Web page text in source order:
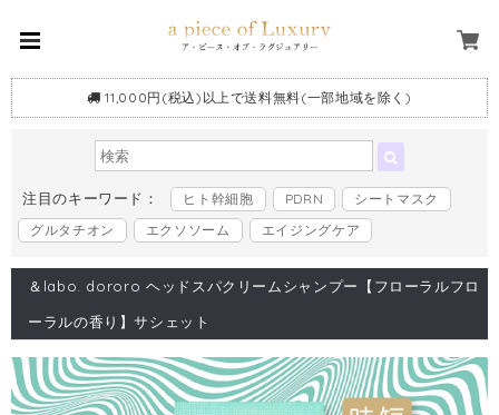
11,000円(税込)以上で送料無料(一部地域を除く)
注目のキーワード： ヒト幹細胞 PDRN
シートマスク
グルタチオン
エクソソーム エイジングケア
＆labo. dororo ヘッドスパクリームシャンプー【フローラルフロ
ーラルの香り】サシェット